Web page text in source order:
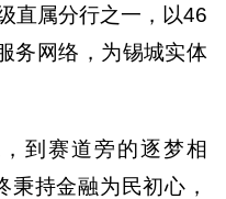
直属分行之一，以46
务网络，为锡城实体
到赛道旁的逐梦相
秉持金融为民初心，